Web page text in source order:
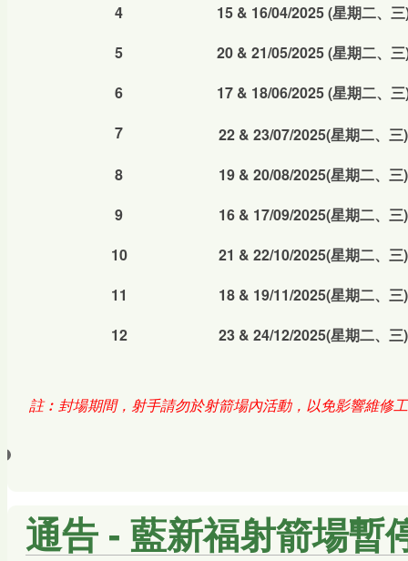
4
15 & 16/04/2025(星期二、三
5
20 & 21/05/2025(星期二、三
6
17 & 18/06/2025(星期二、三
7
22 & 23/07/2025(星期二、三)
8
19 & 20/08/2025(星期二、三)
9
16 & 17/09/2025(星期二、三)
10
21 & 22/10/2025(星期二、三)
11
18 & 19/11/2025(星期二、三)
12
23 & 24/12/2025(星期二、三)
註︰封場期間，射手請勿於射箭場內活動，以免影響維修
通告 - 藍新福射箭場暫